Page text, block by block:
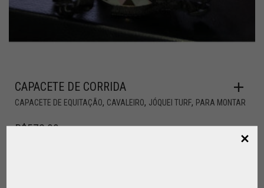
CAPACETE DE CORRIDA
CAPACETE DE EQUITAÇÃO, CAVALEIRO, JÓQUEI TURF, PARA MONTAR
R$572,00